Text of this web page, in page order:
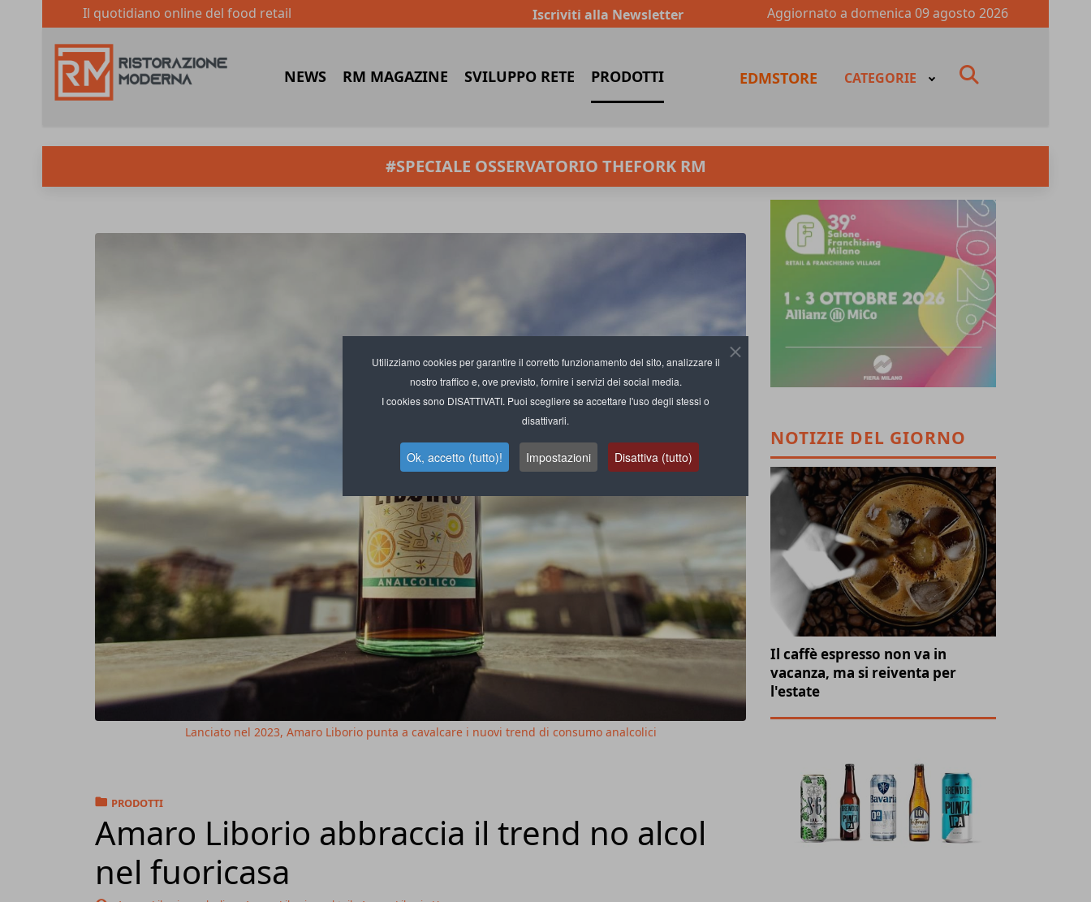
Utilizziamo cookies per garantire il corretto funzionamento del sito, analizzare il
nostro traffico e, ove previsto, fornire i servizi dei social media.
I cookies sono DISATTIVATI. Puoi scegliere se accettare l'uso degli stessi o
disattivarli.
Ok, accetto (tutto)! Impostazioni Disattiva (tutto)
Il quotidiano online del food retail Iscriviti alla Newsletter Aggiornato a domenica 09 agosto 2026
NEWS RM MAGAZINE SVILUPPO RETE PRODOTTI EDMSTORE CATEGORIE
#SPECIALE OSSERVATORIO THEFORK RM
Lanciato nel 2023, Amaro Liborio punta a cavalcare i nuovi trend di consumo analcolici
PRODOTTI
Amaro Liborio abbraccia il trend no alcol
nel fuoricasa
NOTIZIE DEL GIORNO
Il caffè espresso non va in
vacanza, ma si reiventa per
l'estate